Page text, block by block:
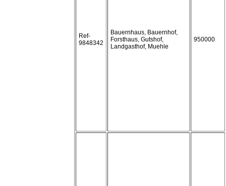
Ref-
9848342
Bauernhaus, Bauernhof,
Forsthaus, Gutshof,
Landgasthof, Muehle
950000